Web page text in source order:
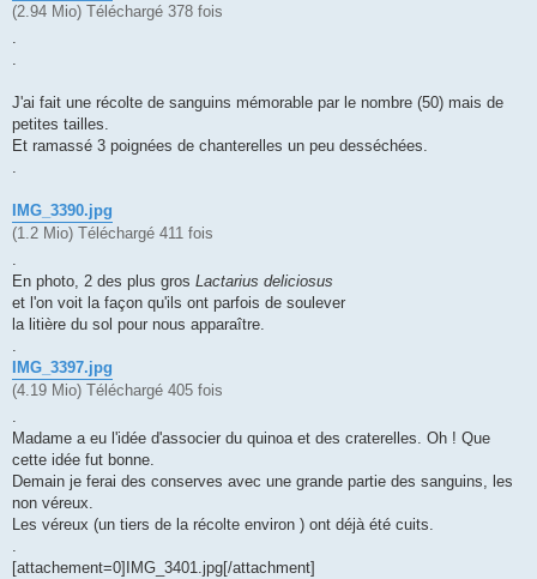
(2.94 Mio) Téléchargé 378 fois
.
.
J'ai fait une récolte de sanguins mémorable par le nombre (50) mais de
petites tailles.
Et ramassé 3 poignées de chanterelles un peu desséchées.
.
IMG_3390.jpg
(1.2 Mio) Téléchargé 411 fois
.
En photo, 2 des plus gros Lactarius deliciosus
et l'on voit la façon qu'ils ont parfois de soulever
la litière du sol pour nous apparaître.
.
IMG_3397.jpg
(4.19 Mio) Téléchargé 405 fois
.
Madame a eu l'idée d'associer du quinoa et des craterelles. Oh ! Que
cette idée fut bonne.
Demain je ferai des conserves avec une grande partie des sanguins, les
non véreux.
Les véreux (un tiers de la récolte environ ) ont déjà été cuits.
.
[attachement=0]IMG_3401.jpg[/attachment]